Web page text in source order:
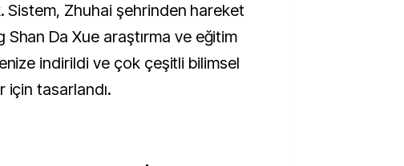
Sistem, Zhuhai şehrinden hareket
Shan Da Xue araştırma ve eğitim
indirildi ve çok çeşitli bilimsel
için tasarlandı.